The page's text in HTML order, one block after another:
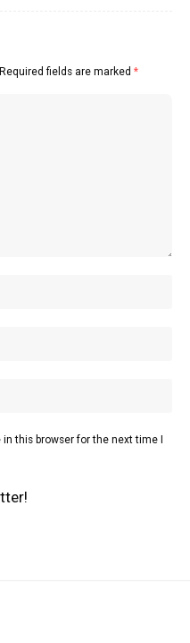
Required fields are marked *
this browser for the next time I